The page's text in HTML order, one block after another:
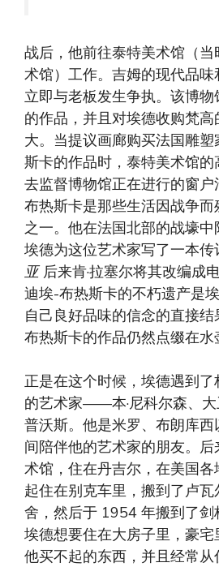
战后，他前往泰特美术馆（
术馆）工作。吉姆的现代品
立即与老板发生争执。该博
的作品，并且对埃德收购梵
大。当提议画廊购买法国雕塑
斯卡的作品时，泰特美术馆
去监督博物馆正在进行的窗
布热斯卡是那些生活因战争
之一。他在法国北部的战壕中
埃德为这位艺术家写了一本传
亚后来肯·拉塞尔将其改编成
迪埃-布热斯卡的不朽遗产是
自己良好品味的信念的直接
布热斯卡的作品仍然点缀在水
正是在这个时候，埃德遇到
的艺术家——本·尼科尔森、大
普沃斯。他是米罗、布朗库
间陪伴他的艺术家的朋友。
术馆，住在丹吉尔，在美国
起住在别克车里，搬到了卢
舍，然后于 1954 年搬到了剑
埃德想要住在大房子里，豪
他买不起的东西，并且经常